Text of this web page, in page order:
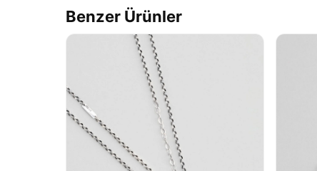
Benzer Ürünler